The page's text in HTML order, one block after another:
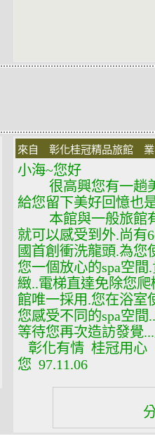
來自 彰化桂冠精品旅館
小海~您好
很高興您有一趟美
給您留下美好回憶也
本館與一般旅館有
就可以感受到外.尚有
國首創衝洗龍頭.為您
您一個放心的spa空
緻..電梯直達免除您
館唯一採用.您在浴室
您感受不同的spa空
等待您再次造訪發覺
彰化有情 桂冠用心
您 97.11.06